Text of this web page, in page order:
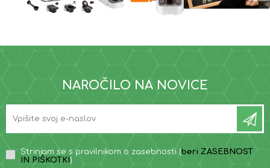
NAROČILO NA NOVICE
Strinjam se s pravilnikom o zasebnosti (beri ZASEBNOST
IN PIŠKOTKI )